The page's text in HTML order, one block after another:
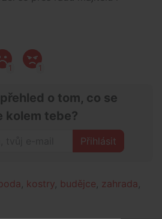
1 1
o tom, co se
kolem tebe?
Přihlásit
kostry budějce zahrada